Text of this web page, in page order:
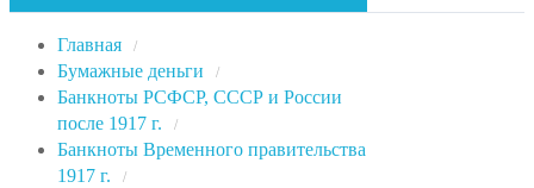
Главная /
Бумажные деньги /
Банкноты РСФСР, СССР и России
после 1917 г.
/
Банкноты Временного правительства
1917 г.
/